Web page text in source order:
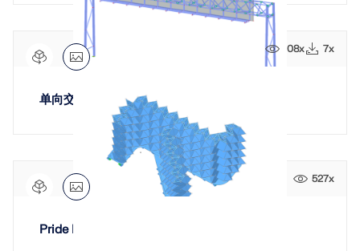
108x 7x
单向交通标志结构
527x
Pride Monument aus Stahlflächen, USA